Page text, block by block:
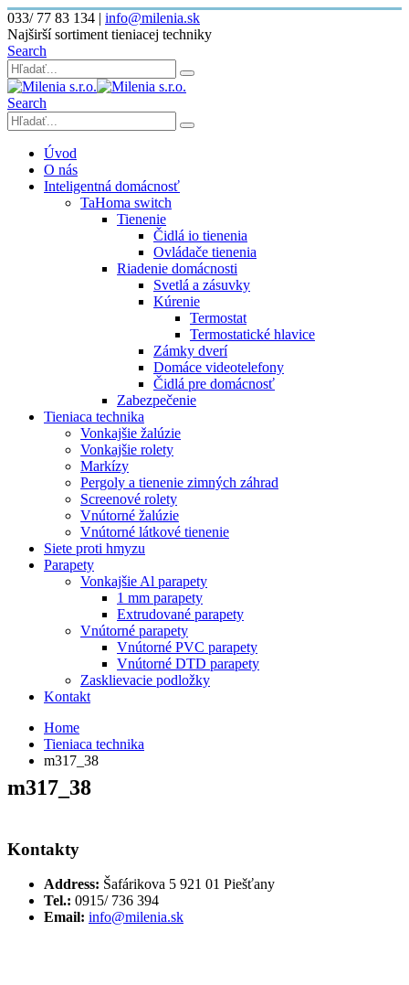
033/ 77 83 134 | info@milenia.sk
Najširší sortiment tieniacej techniky
Search
Search
Úvod
O nás
Inteligentná domácnosť
TaHoma switch
Tienenie
Čidlá io tienenia
Ovládače tienenia
Riadenie domácnosti
Svetlá a zásuvky
Kúrenie
Termostat
Termostatické hlavice
Zámky dverí
Domáce videotelefony
Čidlá pre domácnosť
Zabezpečenie
Tieniaca technika
Vonkajšie žalúzie
Vonkajšie rolety
Markízy
Pergoly a tienenie zimných záhrad
Screenové rolety
Vnútorné žalúzie
Vnútorné látkové tienenie
Siete proti hmyzu
Parapety
Vonkajšie Al parapety
1 mm parapety
Extrudované parapety
Vnútorné parapety
Vnútorné PVC parapety
Vnútorné DTD parapety
Zasklievacie podložky
Kontakt
Home
Tieniaca technika
m317_38
m317_38
Kontakty
Address: Šafárikova 5 921 01 Piešťany
Tel.: 0915/ 736 394
Email: info@milenia.sk